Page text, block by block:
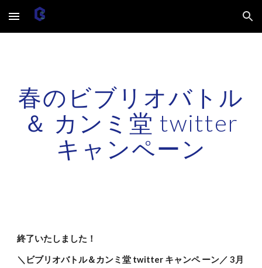
Skip to main content Skip to navigation
春のビブリオバトル
＆ カンミ堂 twitter
キャンペーン
終了いたしました！
＼ビブリオバトル＆カンミ堂 twitter キャンペ ーン／ 3月